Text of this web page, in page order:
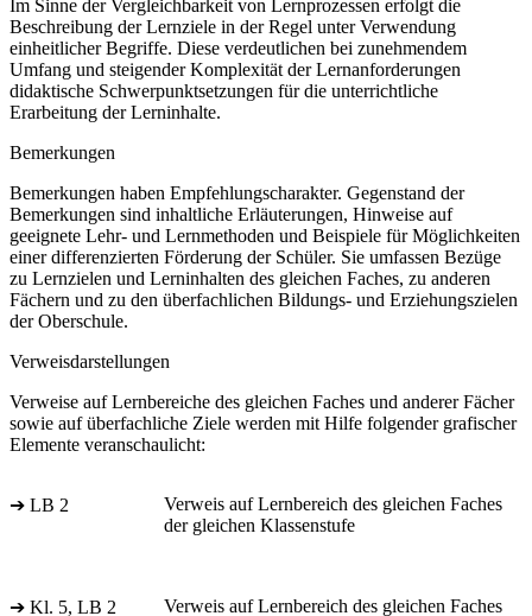
Im Sinne der Vergleichbarkeit von Lernprozessen erfolgt die
Beschreibung der Lernziele in der Regel unter Verwendung
einheitlicher Begriffe. Diese verdeutlichen bei zunehmendem
Umfang und steigender Komplexität der Lernanforderungen
didaktische Schwerpunktsetzungen für die unterrichtliche
Erarbeitung der Lerninhalte.
Bemerkungen
Bemerkungen haben Empfehlungscharakter. Gegenstand der
Bemerkungen sind inhaltliche Erläuterungen, Hinweise auf
geeignete Lehr- und Lernmethoden und Beispiele für Möglichkeiten
einer differenzierten Förderung der Schüler. Sie umfassen Bezüge
zu Lernzielen und Lerninhalten des gleichen Faches, zu anderen
Fächern und zu den überfachlichen Bildungs- und Erziehungszielen
der Oberschule.
Verweisdarstellungen
Verweise auf Lernbereiche des gleichen Faches und anderer Fächer
sowie auf überfachliche Ziele werden mit Hilfe folgender grafischer
Elemente veranschaulicht:
➔ LB 2
Verweis auf Lernbereich des gleichen Faches
der gleichen Klassenstufe
➔ Kl. 5, LB 2
Verweis auf Lernbereich des gleichen Faches